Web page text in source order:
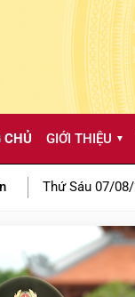
CHỦ GIỚI THIỆU ▼
Thứ Sáu 07/
trị truyền thống